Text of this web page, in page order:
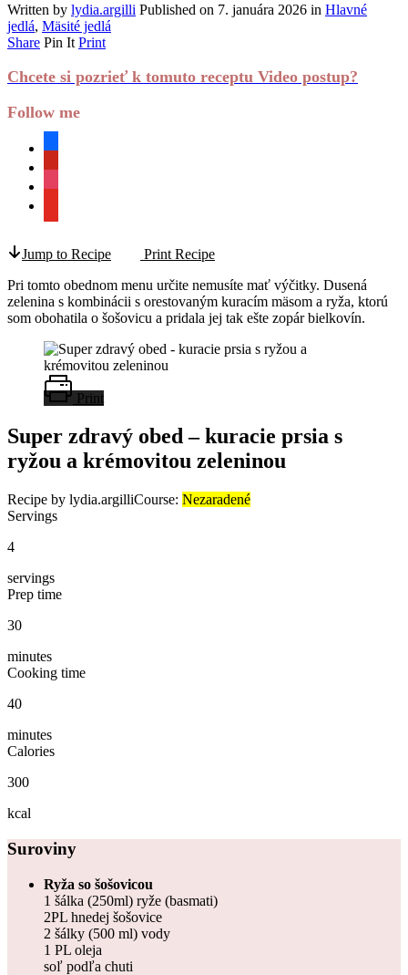
Written by lydia.argilli Published on 7. januára 2026 in Hlavné
jedlá, Mäsité jedlá
Share Pin It Print
Chcete si pozrieť k tomuto receptu Video postup?
Follow me
Jump to Recipe
Print Recipe
Pri tomto obednom menu určite nemusíte mať výčitky. Dusená
zelenina s kombinácii s orestovaným kuracím mäsom a ryža, ktorú
som obohatila o šošovicu a pridala jej tak ešte zopár bielkovín.
Print
Super zdravý obed – kuracie prsia s
ryžou a krémovitou zeleninou
Recipe by lydia.argilliCourse: Nezaradené
Servings
4
servings
Prep time
30
minutes
Cooking time
40
minutes
Calories
300
kcal
Suroviny
Ryža so šošovicou
1 šálka (250ml) ryže (basmati)
2PL hnedej šošovice
2 šálky (500 ml) vody
1 PL oleja
soľ podľa chuti